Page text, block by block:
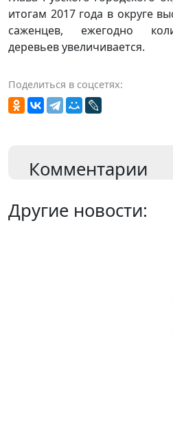
итогам 2017 года в округе
саженцев, ежегодно
деревьев увеличивается.
Поделиться в соцсетях:
Комментарии
Другие новости: